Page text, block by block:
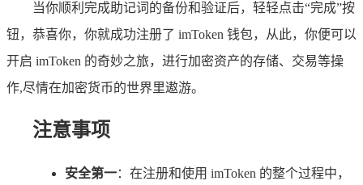
当你顺利完成助记词的备份和验证后，轻轻点击“完成”按
钮，恭喜你，你就成功注册了 imToken 钱包，从此，你便可以
开启 imToken 的奇妙之旅，进行加密资产的存储、交易等操
作,尽情在加密货币的世界里遨游。
注意事项
安全第一：在注册和使用 imToken 的整个过程中，